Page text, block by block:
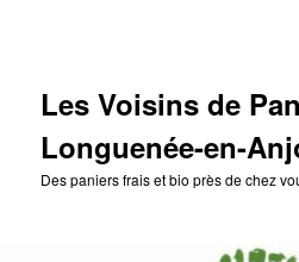
Les Voisins de
Longuenée-en-
Des paniers frais et bio près de chez